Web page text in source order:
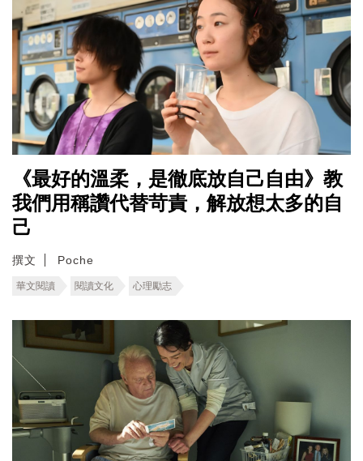
《最好的溫柔，是徹底放自己自由》教
我們用稱讚代替苛責，解放想太多的自
己
撰文 Poche
華文閱讀 閱讀文化 心理勵志